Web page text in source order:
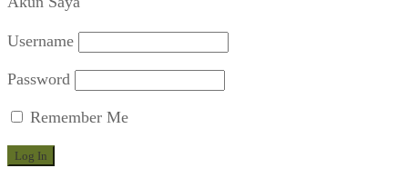
Username
Password
Remember Me